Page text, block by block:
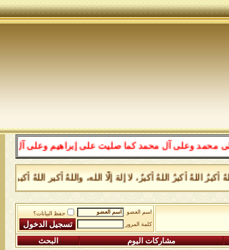
آل محمد كما صليت على إبراهيم وعلى آل إبراهيم إنك
أكبرُ اللهُ أكبرُ، لا إلهَ إلَّا الله، واللهُ أكبر اللهُ أكبر،
اسم العضو
حفظ البيانات؟
كلمة المرور
مشاركات اليوم البحث